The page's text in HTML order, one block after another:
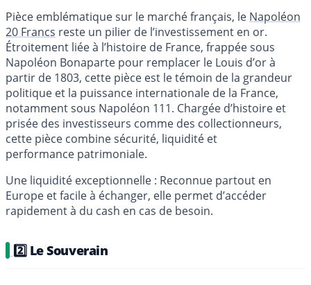
Pièce emblématique sur le marché français, le Napoléon
20 Francs reste un pilier de l’investissement en or.
Étroitement liée à l’histoire de France, frappée sous
Napoléon Bonaparte pour remplacer le Louis d’or à
partir de 1803, cette pièce est le témoin de la grandeur
politique et la puissance internationale de la France,
notamment sous Napoléon 111. Chargée d’histoire et
prisée des investisseurs comme des collectionneurs,
cette pièce combine sécurité, liquidité et
performance patrimoniale.
Une liquidité exceptionnelle : Reconnue partout en
Europe et facile à échanger, elle permet d’accéder
rapidement à du cash en cas de besoin.
2️⃣ Le Souverain